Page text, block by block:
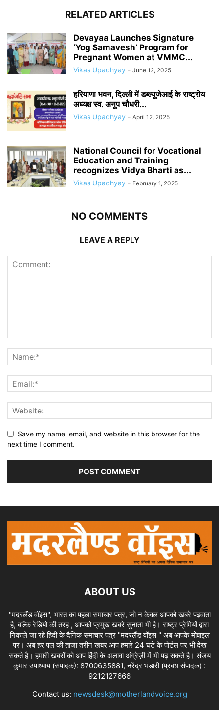
RELATED ARTICLES
Devayaa Launches Signature
‘Yog Samavesh’ Program for
Pregnant Women at VMMC...
Vikas Upadhyay - June 12, 2025
हरियाणा भवन, दिल्ली में डब्ल्यूजेआई के राष्ट्रीय
अध्यक्ष स्व. अनूप चौधरी...
Vikas Upadhyay - April 12, 2025
National Council for Vocational
Education and Training
recognizes Vidya Bharti as...
Vikas Upadhyay - February 1, 2025
NO COMMENTS
LEAVE A REPLY
Save my name, email, and website in this browser for the
next time I comment.
ABOUT US
"मदरलैंड वॉइस", भारत का पहला समाचार पत्र, जो न केवल आपको खबरे पढ़वाता
है, बल्कि रेडियो की तरह , आपको प्रमुख खबरे सुनाता भी है। राष्ट्र प्रेमियों द्वारा
निकाले जा रहे हिंदी के दैनिक समाचार पत्र "मदरलैंड वॉइस " अब आपके मोबाइल
पर। अब हर पल की ताजा तरीन खबर आप हमारे 24 घंटे के पोर्टल पर भी देख
सकते है। हमारी खबरों को आप हिंदी के अलावा अंग्रेज़ी में भी पढ़ सकते है। संजय
कुमार उपाध्याय (संपादक): 8700635881, नरेंद्र भंडारी (प्रबंध संपादक) :
9212127666
Contact us: newsdesk@motherlandvoice.org